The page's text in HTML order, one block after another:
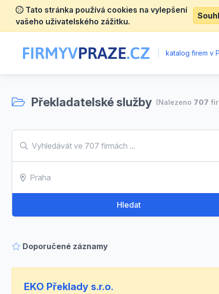
Tato stránka používá cookies na vylepšení
vašeho uživatelského zážitku.
katalog firem v
Překladatelské služby (Nalezeno 707
Hledat
Doporučené záznamy
EKO Překlady s.r.o.